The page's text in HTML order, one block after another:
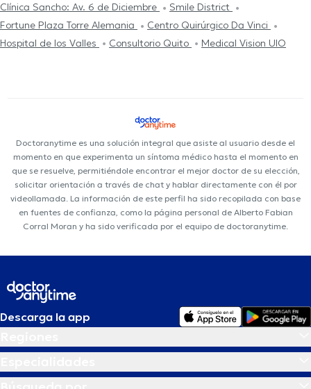
Clínica Sancho: Av. 6 de Diciembre
Smile District
Fortune Plaza Torre Alemania
Centro Quirúrgico Da Vinci
Hospital de los Valles
Consultorio Quito Medical Vision UIO
Doctoranytime es una solución integral que asiste al usuario desde el
momento en que experimenta un síntoma médico hasta el momento en
que se resuelve, permitiéndole encontrar el mejor doctor de su elección,
solicitar orientación a través de chat y hablar directamente con él por
videollamada. La información de este perfil ha sido recopilada con base
en fuentes de confianza, como la página personal de Alberto Fabian
Corral Moran y ha sido verificada por el equipo de doctoranytime.
Descarga la app